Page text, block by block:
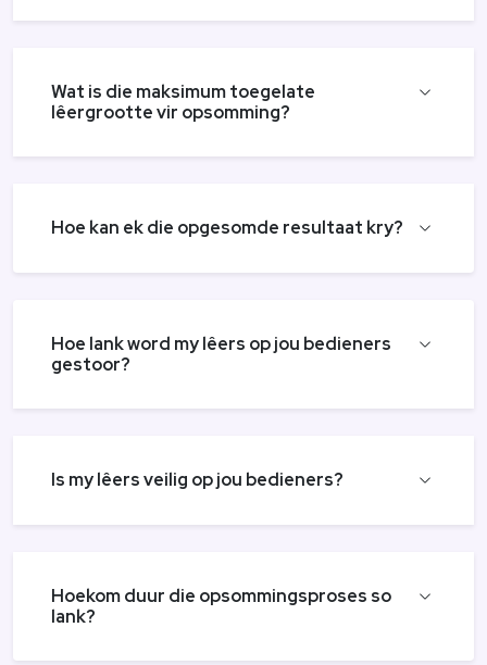
Wat is die maksimum toegelate
lêergrootte vir opsomming?
Hoe kan ek die opgesomde resultaat kry?
Hoe lank word my lêers op jou bedieners
gestoor?
Is my lêers veilig op jou bedieners?
Hoekom duur die opsommingsproses so
lank?